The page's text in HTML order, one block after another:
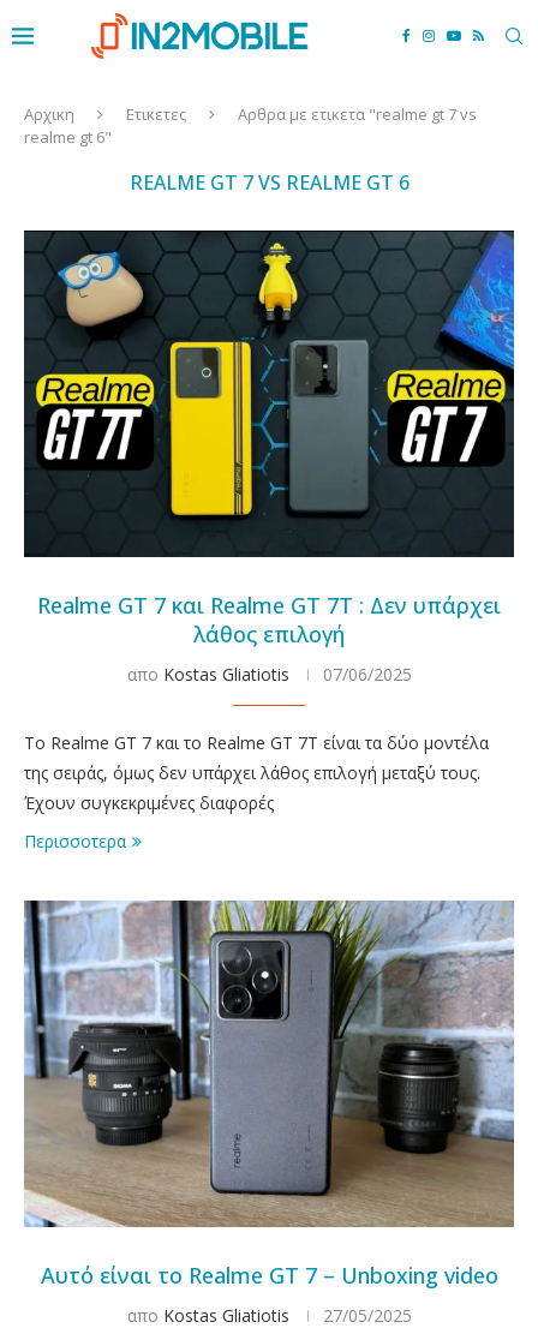
Αρχικη Ετικετες
Αρθρα με ετικετα "realme gt 7 vs
realme gt 6"
REALME GT 7 VS REALME GT 6
Realme GT 7 και Realme GT 7T : Δεν υπάρχει
λάθος επιλογή
απο Kostas Gliatiotis 07/06/2025
To Realme GT 7 και το Realme GT 7T είναι τα δύο μοντέλα
της σειράς, όμως δεν υπάρχει λάθος επιλογή μεταξύ τους.
Έχουν συγκεκριμένες διαφορές
Περισσοτερα
Αυτό είναι το Realme GT 7 – Unboxing video
απο Kostas Gliatiotis 27/05/2025